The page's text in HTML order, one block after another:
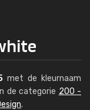
met de kleurnaam
de categorie 200 -
.